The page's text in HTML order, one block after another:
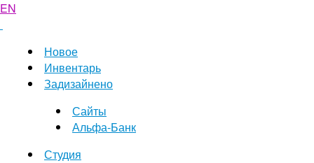
EN
Новое
Инвентарь
Задизайнено
Сайты
Альфа-Банк
Студия